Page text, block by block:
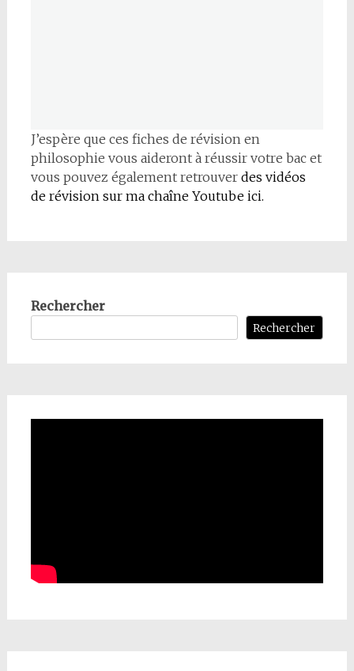
J’espère que ces fiches de révision en
philosophie vous aideront à réussir votre bac et
vous pouvez également retrouver des vidéos
de révision sur ma chaîne Youtube ici.
Rechercher
Rechercher